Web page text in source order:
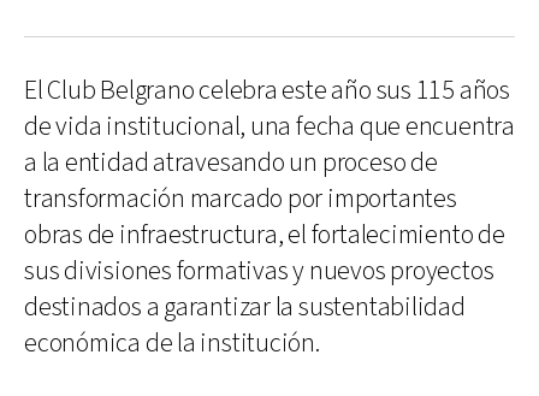
El Club Belgrano celebra este año sus 115 años
de vida institucional, una fecha que encuentra
a la entidad atravesando un proceso de
transformación marcado por importantes
obras de infraestructura, el fortalecimiento de
sus divisiones formativas y nuevos proyectos
destinados a garantizar la sustentabilidad
económica de la institución.